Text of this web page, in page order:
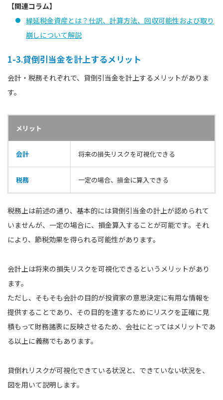
【関連コラム】
繰延税金資産とは？仕訳、計算方法、回収可能性および取り
崩しについて解説
1-3.貸倒引当金を計上するメリット
会計・税務それぞれで、貸倒引当金を計上するメリットがありま
す。
メリット
会計 将来の損失リスクを可視化できる
税務 一定の場合、損金に算入できる
税務上は前述の通り、基本的には貸倒引当金の計上が認められて
いませんが、一定の場合に、損金算入することが可能です。それ
により、節税効果を得られる可能性があります。
会計上は将来の損失リスクを可視化できるというメリットがあり
ます。
ただし、そもそも会計の目的が投資家の意思決定に有用な情報を
提供することであり、その目的を達するためにリスクを正確に見
積もって財務諸表に反映させるため、会社にとってはメリットであ
る以上に義務でもあります。
貸倒れリスクが可視化できている状況と、できていない状況を、
図を用いて説明します。